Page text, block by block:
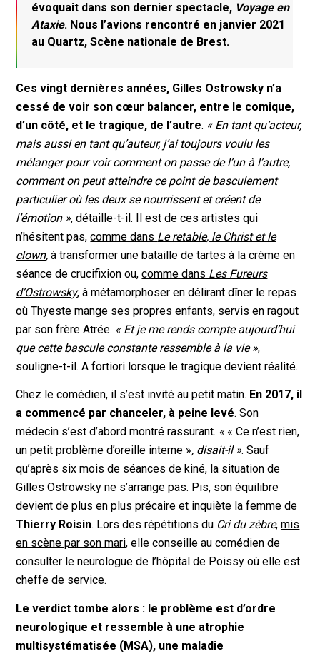
évoquait dans son dernier spectacle, Voyage en
Ataxie. Nous l’avions rencontré en janvier 2021
au Quartz, Scène nationale de Brest.
Ces vingt dernières années, Gilles Ostrowsky n’a
cessé de voir son cœur balancer, entre le comique,
d’un côté, et le tragique, de l’autre. « En tant qu’acteur,
mais aussi en tant qu’auteur, j’ai toujours voulu les
mélanger pour voir comment on passe de l’un à l’autre,
comment on peut atteindre ce point de basculement
particulier où les deux se nourrissent et créent de
l’émotion », détaille-t-il. Il est de ces artistes qui
n’hésitent pas,comme dans Le retable, le Christ et le
clown, à transformer une bataille de tartes à la crème en
séance de crucifixion ou,comme dans Les Fureurs
d’Ostrowsky, à métamorphoser en délirant dîner le repas
où Thyeste mange ses propres enfants, servis en ragout
par son frère Atrée. « Et je me rends compte aujourd’hui
que cette bascule constante ressemble à la vie »,
souligne-t-il. A fortiori lorsque le tragique devient réalité.
Chez le comédien, il s’est invité au petit matin. En 2017, il
a commencé par chanceler, à peine levé. Son
médecin s’est d’abord montré rassurant. « « Ce n’est rien,
un petit problème d’oreille interne », disait-il ». Sauf
qu’après six mois de séances de kiné, la situation de
Gilles Ostrowsky ne s’arrange pas. Pis, son équilibre
devient de plus en plus précaire et inquiète la femme de
Thierry Roisin. Lors des répétitions du Cri du zèbre,mis
en scène par son mari, elle conseille au comédien de
consulter le neurologue de l’hôpital de Poissy où elle est
cheffe de service.
Le verdict tombe alors : le problème est d’ordre
neurologique et ressemble à une atrophie
multisystématisée (MSA), une maladie